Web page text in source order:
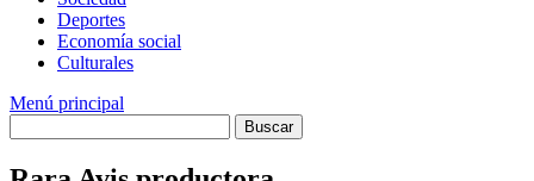
Deportes
Economía social
Culturales
Menú principal